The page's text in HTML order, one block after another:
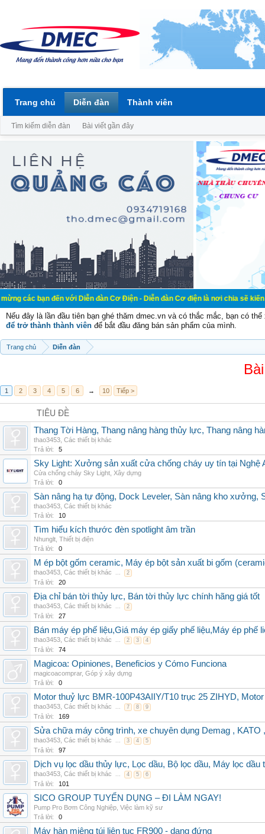
đến với Diễn đàn Cơ Điện - Diễn đàn Cơ điện là nơi chia sẽ kiến thức
Nếu đây là lần đầu tiên bạn ghé thăm dmec.vn và có thắc mắc, bạn có
để trở thành thành viên để bắt đầu đăng bán sản phẩm của mình.
Trang chủ Diễn đàn
1 2 3 4 5 6 → 10 Tiếp >
TIÊU ĐỀ
Thang Tời Hàng, Thang nâng hàng thủy lực, Thang nâng
thao3453 Các thiết bị khác
Trả lời:
5
Sky Light: Xưởng sản xuất cửa chống cháy uy tín tại Nghệ
Cửa chống cháy Sky Light Xây dựng
Trả lời:
0
Sàn nâng hạ tự động, Dock Leveler, Sàn nâng kho xưởng,
thao3453 Các thiết bị khác
Trả lời:
10
Tìm hiểu kích thước đèn spotlight âm trần
Nhunglt Thiết bị điện
Trả lời:
0
M ép bột gốm ceramic, Máy ép bột sản xuất bi gốm
thao3453 Các thiết bị khác ... 2
Trả lời: 20
Địa chỉ bán tời thủy lực, Bán tời thủy lực chính hãng giá tốt
thao3453 Các thiết bị khác ... 2
Trả lời: 27
Bán máy ép phế liệu,Giá máy ép giấy phế liệu,Máy ép phế
thao3453 Các thiết bị khác ... 2 3 4
Trả lời: 74
Magicoa: Opiniones, Beneficios y Cómo Funciona
magicoacomprar, Góp ý xây dựng
Trả lời:
0
Motor thuỷ lực BMR-100P43AIIY/T10 trục 25 ZIHYD,
thao3453 Các thiết bị khác ... 7 8 9
Trả lời: 169
Sửa chữa máy công trình, xe chuyên dụng Demag , KATO
thao3453 Các thiết bị khác ... 3 4 5
Trả lời: 97
Dịch vụ lọc dầu thủy lực, Lọc dầu, Bộ lọc dầu, Máy lọc
thao3453 Các thiết bị khác ... 4 5 6
Trả lời: 101
SICO GROUP TUYỂN DỤNG – ĐI LÀM NGAY!
Pump Pro Bơm Công Nghiệp Việc làm kỹ sư
Trả lời:
0
Máy hàn miệng túi liên tục FR900 - dạng đứng
Trang chủ Diễn đàn
Tìm kiếm diễn đàn Bài viết gần đây
Thành viên